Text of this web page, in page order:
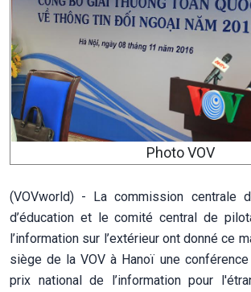
Photo VOV
(VOVworld) - La commission centrale
d’éducation et le comité central de
l’information sur l’extérieur ont donné ce
siège de la VOV à Hanoï une
prix national de l’information pour